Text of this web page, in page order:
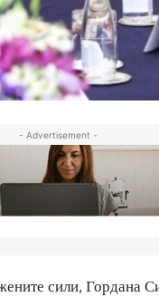
- Advertisement -
сили, Гордана